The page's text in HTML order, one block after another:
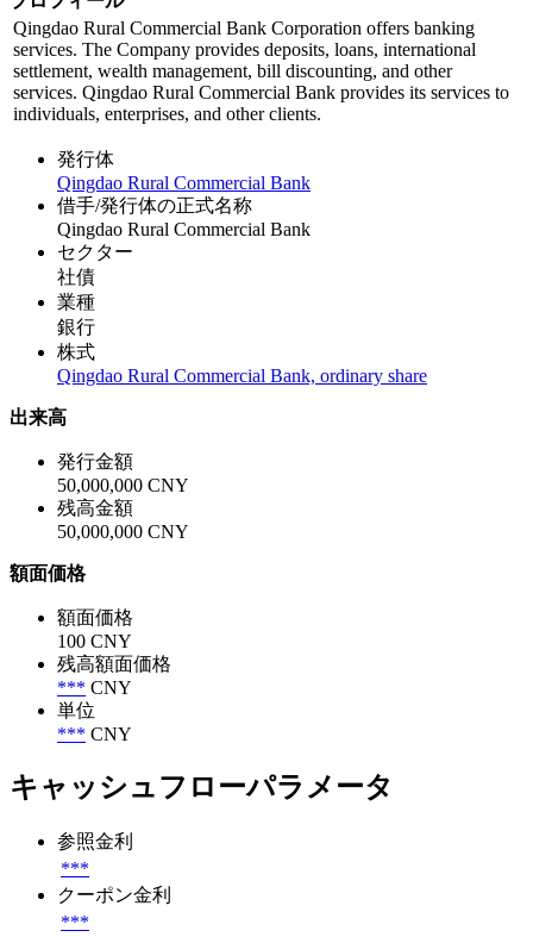
Qingdao Rural Commercial Bank Corporation offers banking
services. The Company provides deposits, loans, international
settlement, wealth management, bill discounting, and other
services. Qingdao Rural Commercial Bank provides its services to
individuals, enterprises, and other clients.
発行体
Qingdao Rural Commercial Bank
借手/発行体の正式名称
Qingdao Rural Commercial Bank
セクター
社債
業種
銀行
株式
Qingdao Rural Commercial Bank, ordinary share
出来高
発行金額
50,000,000 CNY
残高金額
50,000,000 CNY
額面価格
額面価格
100 CNY
残高額面価格
*** CNY
単位
*** CNY
キャッシュフローパラメータ
参照金利
***
クーポン金利
***